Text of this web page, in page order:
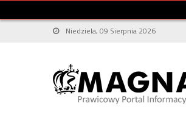
Niedziela, 09 Sierpnia 2026